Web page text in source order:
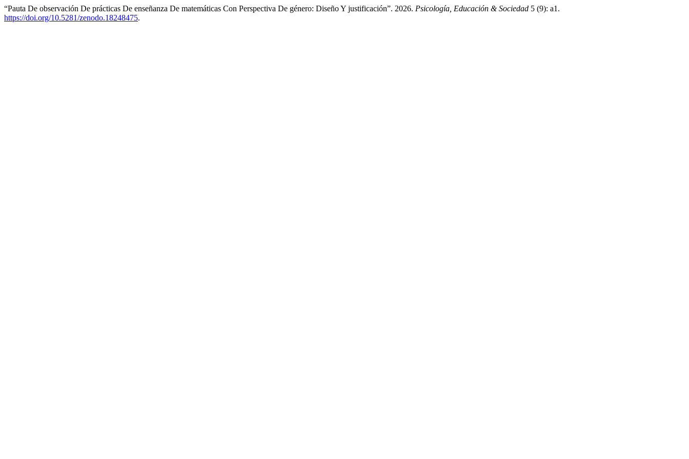
“Pauta De observación De prácticas De enseñanza De matemáticas Con Perspectiva De género: Diseño Y justificación”. 2026. Psicología, Educación & Sociedad 5 (9): a1.
https://doi.org/10.5281/zenodo.18248475.